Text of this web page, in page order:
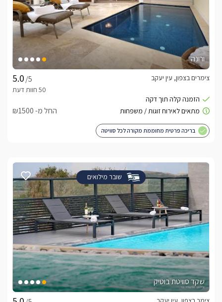
ורונה
/5
צימרים בצפון, עין יעקב
החל מ- ₪1500
בריכה פרטית מחוממת מקורה לכל סוויטה
שובר מילואים
שקד סוויטת בוטיק